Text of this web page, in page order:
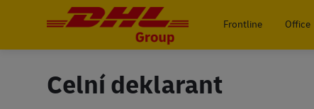
Frontline
Office
Celní deklarant